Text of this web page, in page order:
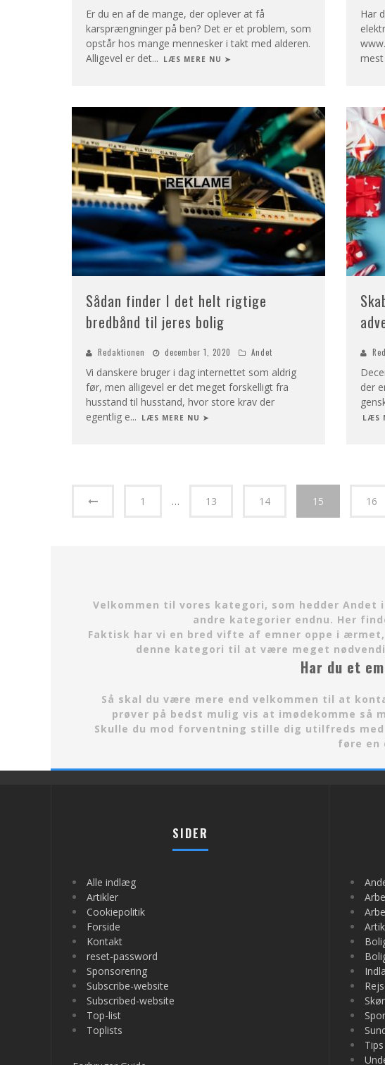
Er du en af de mange, der oplever at få
karsprængninger på ben? Det er et problem, som
opstår hos mange mennesker i takt med alderen.
Alligevel er det... LÆS MERE NU ➤
Har
Sådan finder I det helt rigtige
bredbånd til jeres bolig
Redaktionen december 1, 2020 Andet
Vi danskere bruger i dag internettet som aldrig
før, men alligevel er det meget forskelligt fra
husstand til husstand, hvor store krav der
egentlig e... LÆS MERE NU ➤
der
LÆS
1 … 13 14 15 16
Velkommen til vores kategori, som hedder
andre kategorier endnu. Her
Faktisk har vi en bred vifte af emner oppe i
denne kategori til at være meget
Har du et
Så skal du være mere end velkommen til at
prøver på bedst mulig vis at imødekomme
Skulle du mod forventning stille dig utilfreds
føre en
SIDER
Alle indlæg
Artikler
Cookiepolitik
Forside
Kontakt
reset-password
Sponsorering
Subscribe-website
Subscribed-website
Top-list
Toplists